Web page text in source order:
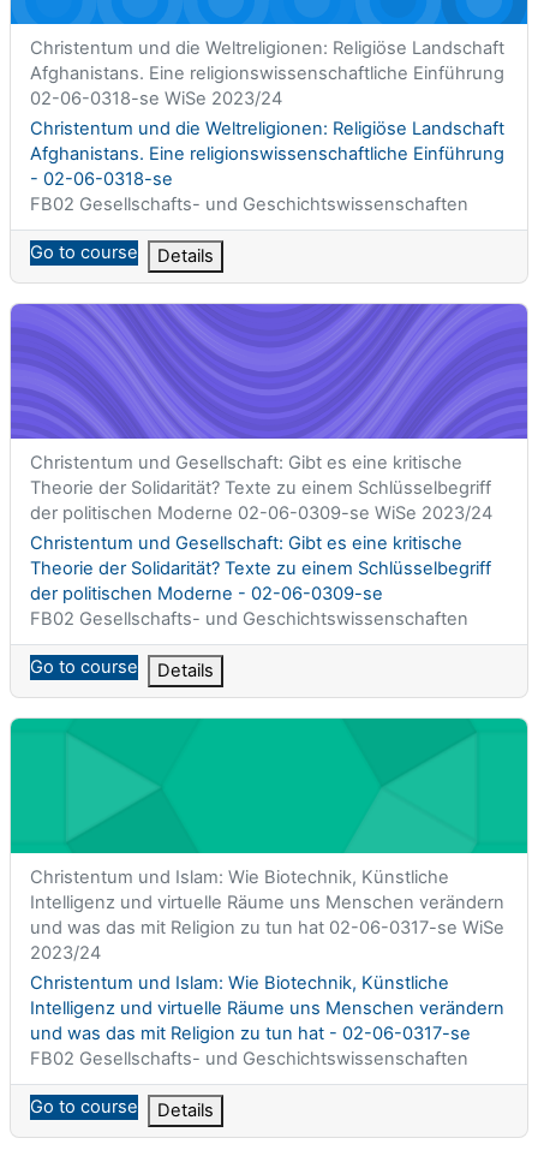
Titolo abbreviato del corso
Christentum und die Weltreligionen: Religiöse Landschaft
Afghanistans. Eine religionswissenschaftliche Einführung
02-06-0318-se WiSe 2023/24
Titolo del corso
Christentum und die Weltreligionen: Religiöse Landschaft
Afghanistans. Eine religionswissenschaftliche Einführung
- 02-06-0318-se
Categoria di corsi
FB02 Gesellschafts- und Geschichtswissenschaften
Go to course Details
Christentum und Gesellschaft: Gibt es eine kritische Theorie
Titolo abbreviato del corso
Christentum und Gesellschaft: Gibt es eine kritische
Theorie der Solidarität? Texte zu einem Schlüsselbegriff
der politischen Moderne 02-06-0309-se WiSe 2023/24
Titolo del corso
Christentum und Gesellschaft: Gibt es eine kritische
Theorie der Solidarität? Texte zu einem Schlüsselbegriff
der politischen Moderne - 02-06-0309-se
Categoria di corsi
FB02 Gesellschafts- und Geschichtswissenschaften
Go to course Details
Christentum und Islam: Wie Biotechnik, Künstliche Intelligenz
Titolo abbreviato del corso
Christentum und Islam: Wie Biotechnik, Künstliche
Intelligenz und virtuelle Räume uns Menschen verändern
und was das mit Religion zu tun hat 02-06-0317-se WiSe
2023/24
Titolo del corso
Christentum und Islam: Wie Biotechnik, Künstliche
Intelligenz und virtuelle Räume uns Menschen verändern
und was das mit Religion zu tun hat - 02-06-0317-se
Categoria di corsi
FB02 Gesellschafts- und Geschichtswissenschaften
Go to course Details